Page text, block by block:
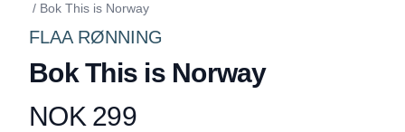
/ Bok This is Norway
FLAA RØNNING
Bok This is Norway
Produktdetaljer
NOK 299